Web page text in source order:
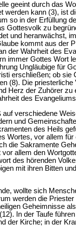
geeint durch das
werden kann (3), ist
so in der Erfüllung
Gottesvolk zu
und heranwächst,
kommt aus der
der Wahrheit des
immer Gottes Wort
Ungläubige für
erschließen; ob
(8). Die
Herz der Zuhörer
des
verschiedene
und
des Heils
Wortes, vor allem
die Sakramente
allem den
des hörenden
mit ihren Bitten
wollte sich
werden die
Geheimnisse
In der Taufe
der Kirche; in der